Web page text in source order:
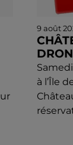
9 août
à l’Île